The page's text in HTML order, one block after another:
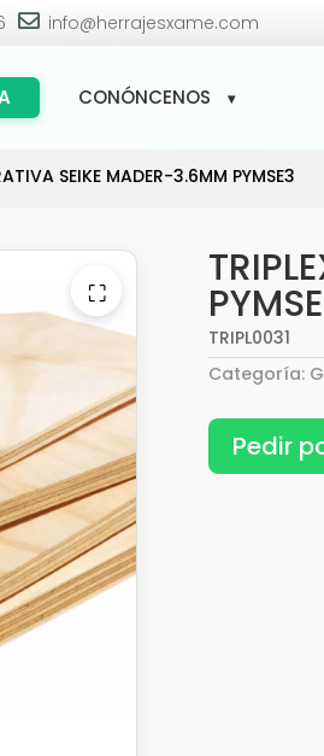
 info@herrajesxame.com
CONÓNCENOS
SEIKE MADER-3.6MM PYMSE3
⛶
TRIPL0031
Categoría:
Pedir